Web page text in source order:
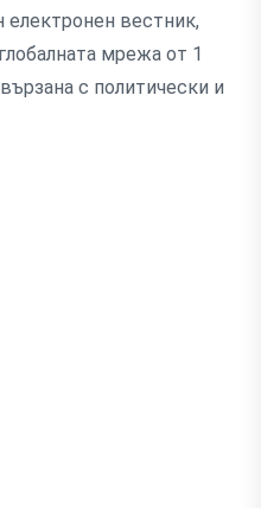
вестник,
мрежа от 1
с политически и